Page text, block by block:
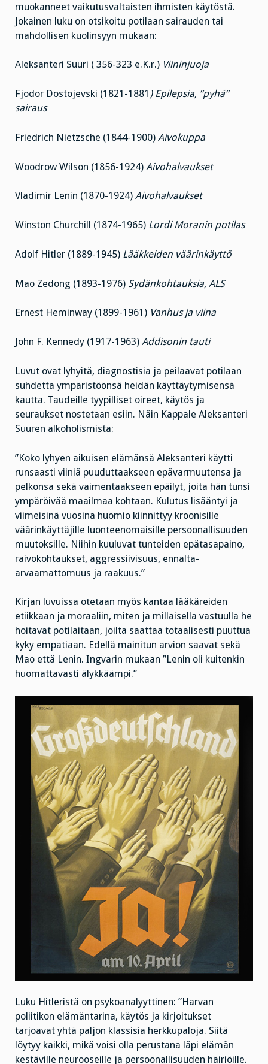
muokanneet vaikutusvaltaisten ihmisten käytöstä.
Jokainen luku on otsikoitu potilaan sairauden tai
mahdollisen kuolinsyyn mukaan:
Aleksanteri Suuri ( 356-323 e.K.r.) Viininjuoja
Fjodor Dostojevski (1821-1881 ) Epilepsia, ”pyhä”
sairaus
Friedrich Nietzsche (1844-1900) Aivokuppa
Woodrow Wilson (1856-1924) Aivohalvaukset
Vladimir Lenin (1870-1924) Aivohalvaukset
Winston Churchill (1874-1965) Lordi Moranin potilas
Adolf Hitler (1889-1945) Lääkkeiden väärinkäyttö
Mao Zedong (1893-1976) Sydänkohtauksia, ALS
Ernest Heminway (1899-1961) Vanhus ja viina
John F. Kennedy (1917-1963) Addisonin tauti
Luvut ovat lyhyitä, diagnostisia ja peilaavat potilaan
suhdetta ympäristöönsä heidän käyttäytymisensä
kautta. Taudeille tyypilliset oireet, käytös ja
seuraukset nostetaan esiin. Näin Kappale Aleksanteri
Suuren alkoholismista:
”Koko lyhyen aikuisen elämänsä Aleksanteri käytti
runsaasti viiniä puuduttaakseen epävarmuutensa ja
pelkonsa sekä vaimentaakseen epäilyt, joita hän tunsi
ympäröivää maailmaa kohtaan. Kulutus lisääntyi ja
viimeisinä vuosina huomio kiinnittyy kroonisille
väärinkäyttäjille luonteenomaisille persoonallisuuden
muutoksille. Niihin kuuluvat tunteiden epätasapaino,
raivokohtaukset, aggressiivisuus, ennalta-
arvaamattomuus ja raakuus.”
Kirjan luvuissa otetaan myös kantaa lääkäreiden
etiikkaan ja moraaliin, miten ja millaisella vastuulla he
hoitavat potilaitaan, joilta saattaa totaalisesti puuttua
kyky empatiaan. Edellä mainitun arvion saavat sekä
Mao että Lenin. Ingvarin mukaan ”Lenin oli kuitenkin
huomattavasti älykkäämpi.”
Luku Hitleristä on psykoanalyyttinen: ”Harvan
poliitikon elämäntarina, käytös ja kirjoitukset
tarjoavat yhtä paljon klassisia herkkupaloja. Siitä
löytyy kaikki, mikä voisi olla perustana läpi elämän
kestäville neurooseille ja persoonallisuuden häiriöille.